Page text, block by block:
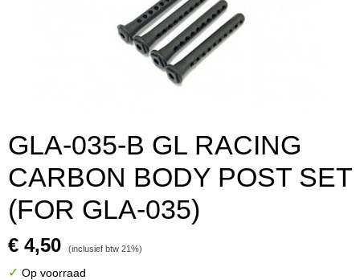
GLA-035-B GL RACING
CARBON BODY POST SET
(FOR GLA-035)
€ 4,50 (inclusief btw 21%)
✓ Op voorraad